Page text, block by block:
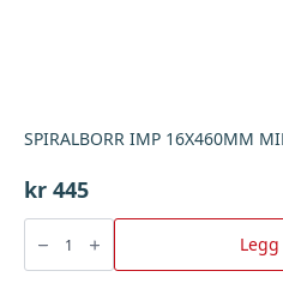
SPIRALBORR IMP 16X460MM
kr 445
SPIRALBORR
16X460MM
MILW